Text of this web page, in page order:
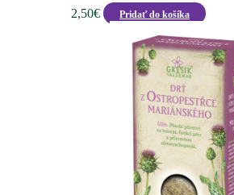
2,50€ Pridať do košíka